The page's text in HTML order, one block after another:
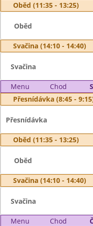
Oběd (11:35 - 13:25)
Oběd
Svačina (14:10 - 14:40)
Svačina
Menu Chod
Přesnídávka (8:45 -
Přesnídávka
Oběd (11:35 - 13:25)
Oběd
Svačina (14:10 - 14:40)
Svačina
Menu Chod